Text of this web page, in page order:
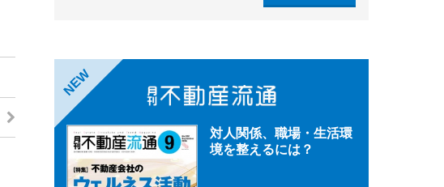
NEW
対人関係、職場・生活環
境を整えるには？